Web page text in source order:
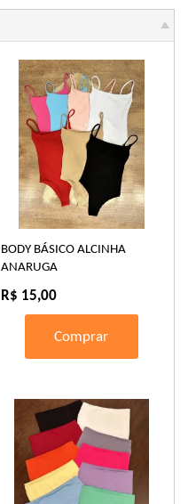
BODY BÁSICO ALCINHA
ANARUGA
R$ 15,00
Comprar